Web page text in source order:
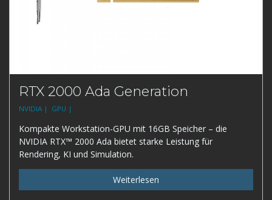
RTX 2000 Ada Generation
NVIDIA | GPU |
Kompakte Workstation-GPU mit 16GB Speicher – die
NVIDIA RTX™ 2000 Ada bietet starke Leistung für
Rendering, KI und Simulation.
Weiterlesen